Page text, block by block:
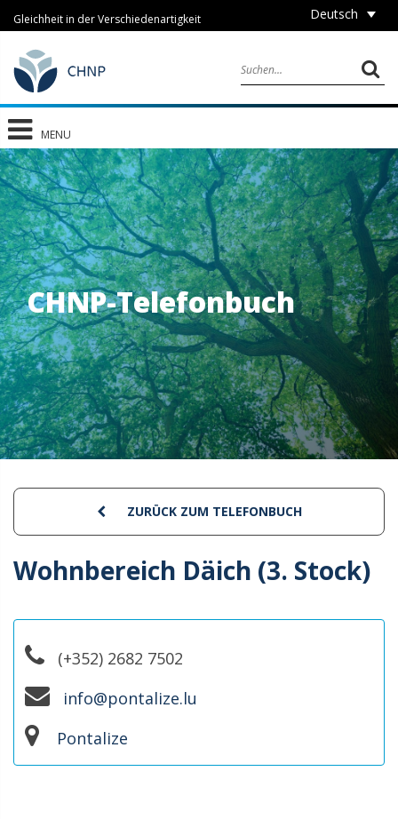
Gleichheit in der Verschiedenartigkeit Deutsch
MENU
CHNP-Telefonbuch
ZURÜCK ZUM TELEFONBUCH
Wohnbereich Däich (3. Stock)
(+352) 2682 7502
info@pontalize.lu
Pontalize